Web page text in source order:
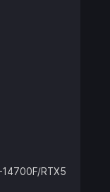
14700F/RTX5